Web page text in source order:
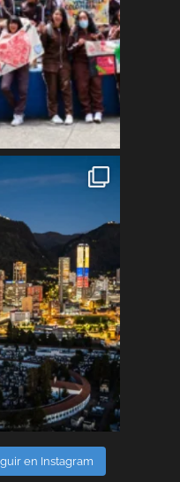
en Instagram